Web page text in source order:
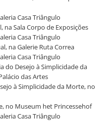
Casa Triângulo
na Sala Corpo de Exposições
Casa Triângulo
na Galerie Ruta Correa
Casa Triângulo
do Desejo à Simplicidade da
das Artes
à Simplicidade da Morte, no
no Museum het Princessehof
Casa Triângulo